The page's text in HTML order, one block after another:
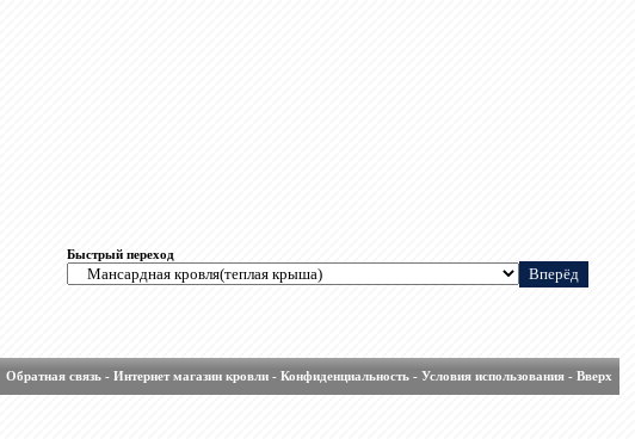
Быстрый переход
Обратная связь- Интернет магазин кровли- Конфиденциальность- Условия использования- Вверх